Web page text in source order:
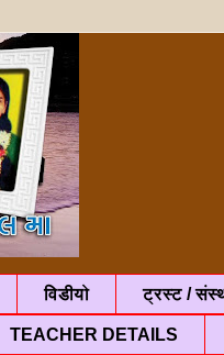
विडीयो ट्रस्ट /
TEACHER DETAILS